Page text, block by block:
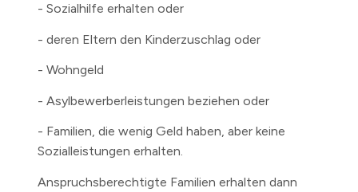
- Sozialhilfe erhalten oder
- deren Eltern den Kinderzuschlag oder
- Wohngeld
- Asylbewerberleistungen beziehen oder
- Familien, die wenig Geld haben, aber keine
Sozialleistungen erhalten.
Anspruchsberechtigte Familien erhalten dann